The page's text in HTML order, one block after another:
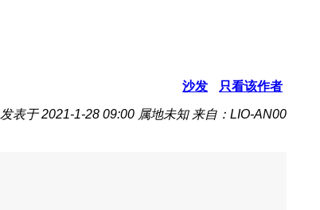
沙发 只看该作者
发表于 2021-1-28 09:00 属地未知 来自：LIO-AN00